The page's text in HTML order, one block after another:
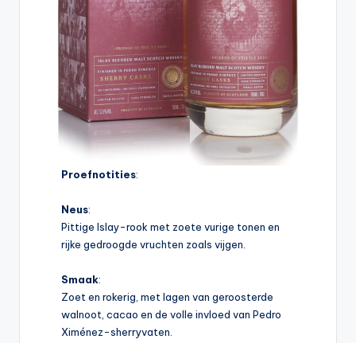
Proefnotities:
Neus:
Pittige Islay-rook met zoete vurige tonen en
rijke gedroogde vruchten zoals vijgen.
Smaak:
Zoet en rokerig, met lagen van geroosterde
walnoot, cacao en de volle invloed van Pedro
Ximénez-sherryvaten.